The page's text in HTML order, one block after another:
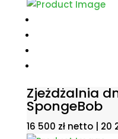
Zjeżdżalnia
SpongeBob
16 500 zł netto | 20